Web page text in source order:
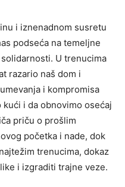
i iznenadnom susretu
podseća na temeljne
U trenucima
razario naš dom i
i kompromisa
i da obnovimo osećaj
priču o prošlim
početka i nade, dok
trenucima, dokaz
i izgraditi trajne veze.